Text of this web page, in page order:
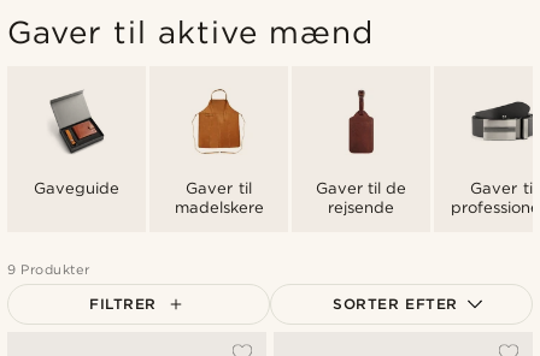
Gaver til aktive mænd
Gaveguide
Gaver til
madelskere
Gaver til de
rejsende
Gaver til
9 Produkter
FILTRER SORTER EFTER